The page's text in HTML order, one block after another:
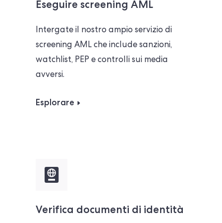
Eseguire screening AML
Intergate il nostro ampio servizio di
screening AML che include sanzioni,
watchlist, PEP e controlli sui media
avversi.
Esplorare
Verifica documenti di identità